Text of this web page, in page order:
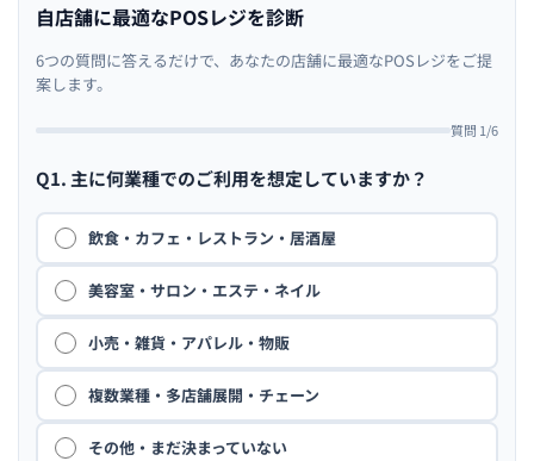
自店舗に最適なPOSレジを診断
6つの質問に答えるだけで、あなたの店舗に最適なPOSレジをご提
案します。
質問 1/6
Q1. 主に何業種でのご利用を想定していますか？
飲食・カフェ・レストラン・居酒屋
美容室・サロン・エステ・ネイル
小売・雑貨・アパレル・物販
複数業種・多店舗展開・チェーン
その他・まだ決まっていない